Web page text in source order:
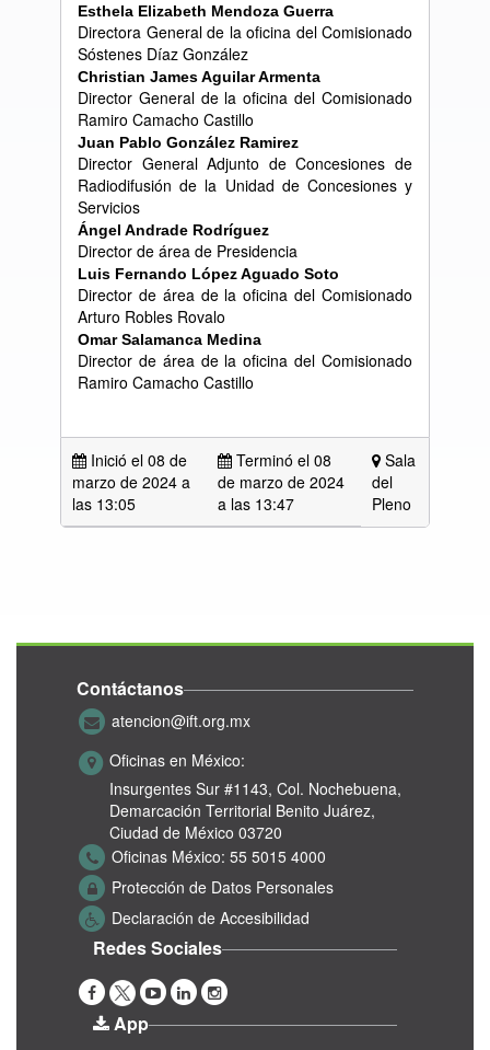
Esthela Elizabeth Mendoza Guerra
Directora General de la oficina del Comisionado
Sóstenes Díaz González
Christian James Aguilar Armenta
Director General de la oficina del Comisionado
Ramiro Camacho Castillo
Juan Pablo González Ramirez
Director General Adjunto de Concesiones de
Radiodifusión de la Unidad de Concesiones y
Servicios
Ángel Andrade Rodríguez
Director de área de Presidencia
Luis Fernando López Aguado Soto
Director de área de la oficina del Comisionado
Arturo Robles Rovalo
Omar Salamanca Medina
Director de área de la oficina del Comisionado
Ramiro Camacho Castillo
Inició el 08 de
marzo de 2024 a
las 13:05
Terminó el 08
de marzo de 2024
a las 13:47
Sala
del
Pleno
Contáctanos
atencion@ift.org.mx
Oficinas en México:
Insurgentes Sur #1143, Col. Nochebuena,
Demarcación Territorial Benito Juárez,
Ciudad de México 03720
Oficinas México: 55 5015 4000
Protección de Datos Personales
Declaración de Accesibilidad
Redes Sociales
App